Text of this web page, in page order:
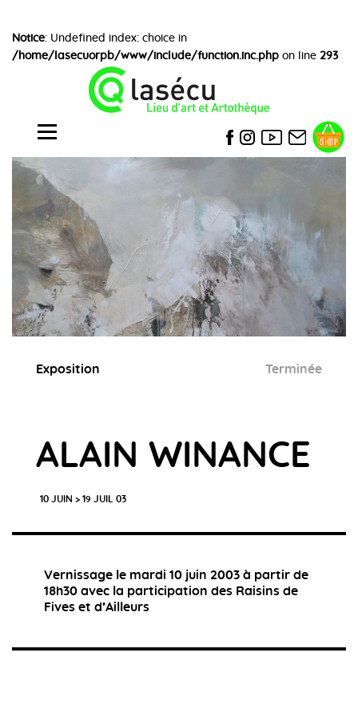
Notice: Undefined index: choice in
/home/lasecuorpb/www/include/function.inc.php on line 293
Exposition Terminée
ALAIN WINANCE
10 JUIN > 19 JUIL 03
Vernissage le mardi 10 juin 2003 à partir de
18h30 avec la participation des Raisins de
Fives et d’Ailleurs